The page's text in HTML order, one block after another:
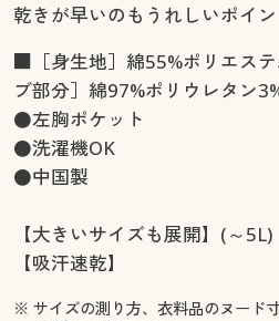
乾きが早いのもうれしいポイン
■［身生地］綿55%ポリエス
ブ部分］綿97%ポリウレタン
●左胸ポケット
●洗濯機OK
●中国製
【大きいサイズも展開】(～5L)
【吸汗速乾】
※ サイズの測り方、衣料品のヌード